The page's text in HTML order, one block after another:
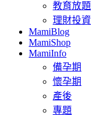
教育放題
理財投資
MamiBlog
MamiShop
MamiInfo
備孕期
懷孕期
產後
專題